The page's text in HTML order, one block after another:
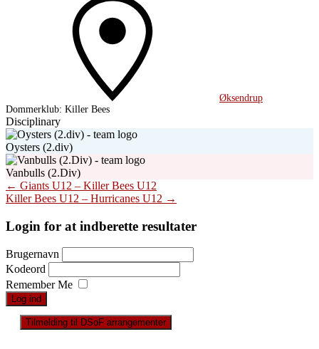
Øksendrup
Dommerklub: Killer Bees
Disciplinary
Oysters (2.div)
Vanbulls (2.Div)
Post
navigation
← Giants U12 – Killer Bees U12
Killer Bees U12 – Hurricanes U12 →
Login for at indberette resultater
Brugernavn
Kodeord
Remember Me
Tilmelding til DSoF arrangementer